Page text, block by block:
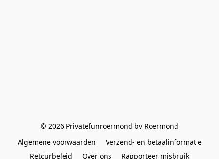
© 2026 Privatefunroermond bv Roermond
Algemene voorwaarden
Verzend- en betaalinformatie
Retourbeleid
Over ons Rapporteer misbruik